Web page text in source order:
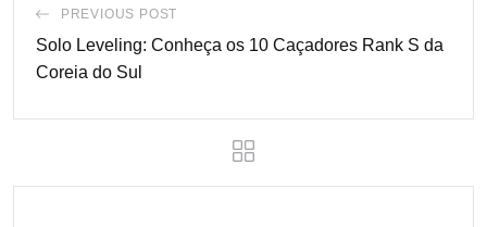
PREVIOUS POST
Solo Leveling: Conheça os 10 Caçadores Rank S da
Coreia do Sul